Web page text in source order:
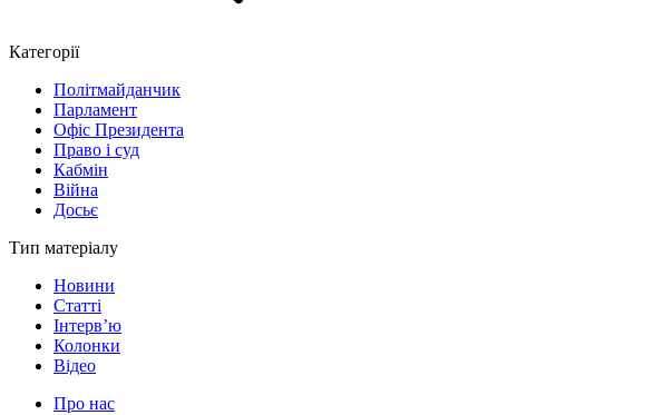
Категорії
Політмайданчик
Парламент
Офіс Президента
Право і суд
Кабмін
Війна
Досьє
Тип матеріалу
Новини
Статті
Інтерв’ю
Колонки
Відео
Про нас